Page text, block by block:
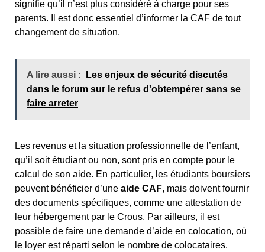
signifie qu’il n’est plus considéré à charge pour ses
parents. Il est donc essentiel d’informer la CAF de tout
changement de situation.
A lire aussi :
Les enjeux de sécurité discutés
dans le forum sur le refus d'obtempérer sans se
faire arreter
Les revenus et la situation professionnelle de l’enfant,
qu’il soit étudiant ou non, sont pris en compte pour le
calcul de son aide. En particulier, les étudiants boursiers
peuvent bénéficier d’une aide CAF, mais doivent fournir
des documents spécifiques, comme une attestation de
leur hébergement par le Crous. Par ailleurs, il est
possible de faire une demande d’aide en colocation, où
le loyer est réparti selon le nombre de colocataires.